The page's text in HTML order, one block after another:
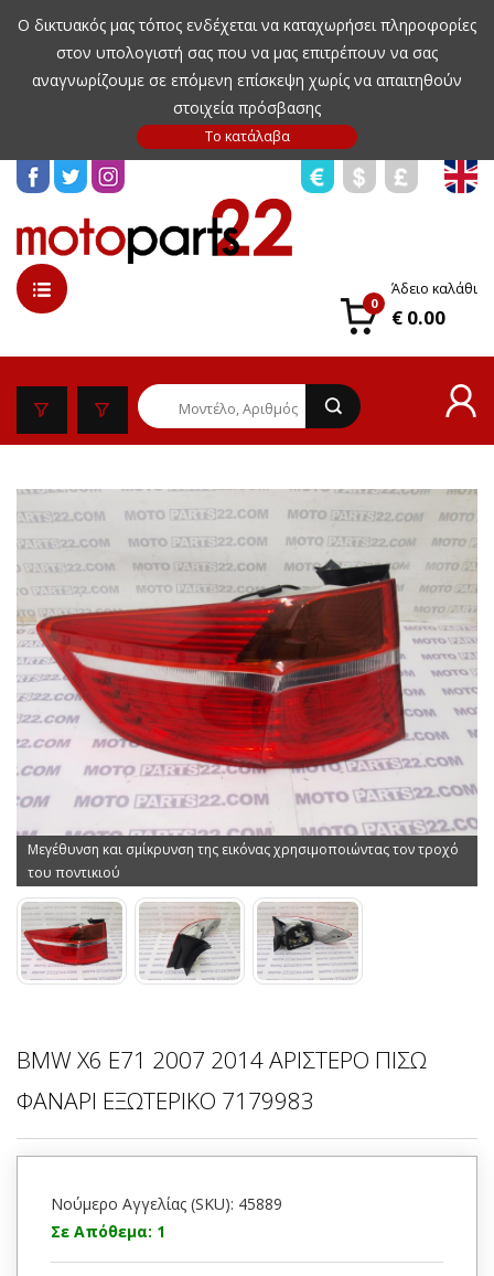
Ο δικτυακός μας τόπος ενδέχεται να καταχωρήσει πληροφορίες
στον υπολογιστή σας που να μας επιτρέπουν να σας
αναγνωρίζουμε σε επόμενη επίσκεψη χωρίς να απαιτηθούν
στοιχεία πρόσβασης
0
Άδειο καλάθι
€ 0.00
Μεγέθυνση και σμίκρυνση της εικόνας χρησιμοποιώντας τον τροχό
του ποντικιού
ΒMW X6 E71 2007 2014 ΑΡΙΣΤΕΡΟ ΠΙΣΩ
ΦΑΝΑΡΙ ΕΞΩΤΕΡΙΚΟ 7179983
Νούμερο Αγγελίας (SKU): 45889
Σε Απόθεμα: 1